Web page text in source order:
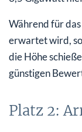
Während für
erwartet wird,
die Höhe
günstigen
Platz 2: